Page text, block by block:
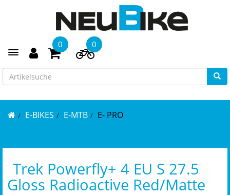
Toggle navigation
0 0
E-BIKES E-MTB E- PRO
Trek Powerfly+ 4 EU S 27.5
Gloss Radioactive Red/Matte